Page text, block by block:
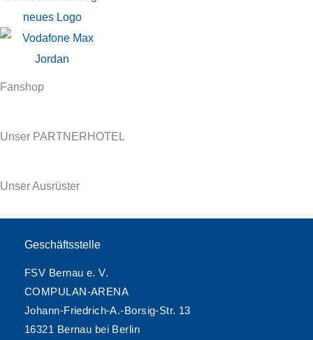
Fanshop
Unser PARTNERHOTEL
Unser Ausrüster
Geschäftsstelle
FSV Bernau e. V.
COMPULAN-ARENA
Johann-Friedrich-A.-Borsig-Str. 13
16321 Bernau bei Berlin